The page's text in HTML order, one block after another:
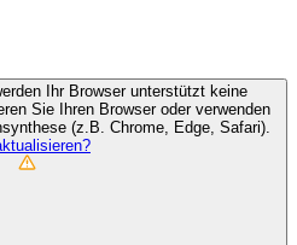
Ihr Browser unterstützt keine
Sie Ihren Browser oder verwenden
(z.B. Chrome, Edge, Safari).